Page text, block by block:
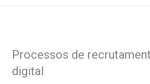
Processos de
digital